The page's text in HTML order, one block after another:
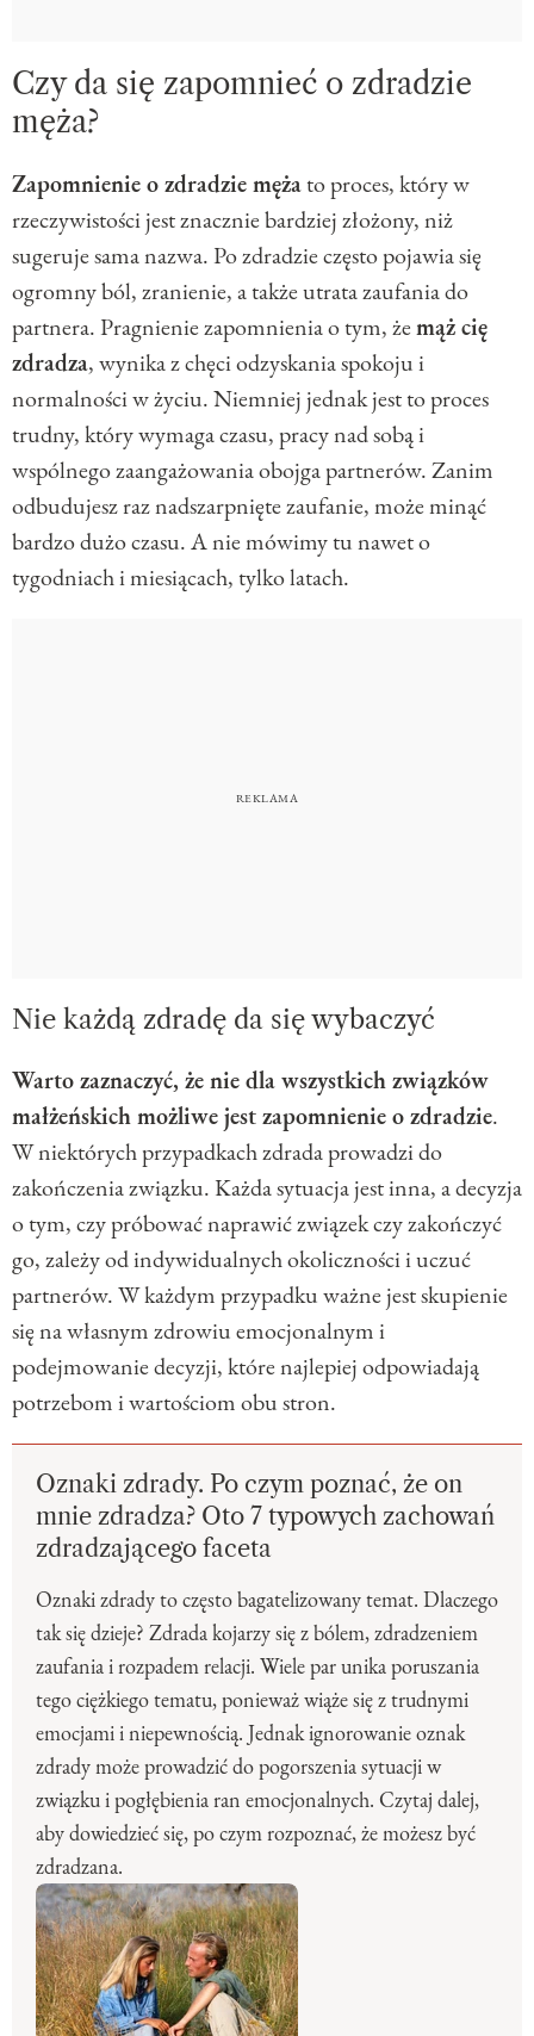
Czy da się zapomnieć o zdradzie
męża?
Zapomnienie o zdradzie mężato proces, który w
rzeczywistości jest znacznie bardziej złożony, niż
sugeruje sama nazwa. Po zdradzie często pojawia się
ogromny ból, zranienie, a także utrata zaufania do
partnera. Pragnienie zapomnienia o tym, żemąż cię
zdradza, wynika z chęci odzyskania spokoju i
normalności w życiu. Niemniej jednak jest to proces
trudny, który wymaga czasu, pracy nad sobą i
wspólnego zaangażowania obojga partnerów. Zanim
odbudujesz raz nadszarpnięte zaufanie, może minąć
bardzo dużo czasu. A nie mówimy tu nawet o
tygodniach i miesiącach, tylko latach.
Nie każdą zdradę da się wybaczyć
Warto zaznaczyć, że nie dla wszystkich związków
małżeńskich możliwe jest zapomnienie o zdradzie.
W niektórych przypadkach zdrada prowadzi do
zakończenia związku. Każda sytuacja jest inna, a decyzja
o tym, czy próbować naprawić związek czy zakończyć
go, zależy od indywidualnych okoliczności i uczuć
partnerów. W każdym przypadku ważne jest skupienie
się na własnym zdrowiu emocjonalnym i
podejmowanie decyzji, które najlepiej odpowiadają
potrzebom i wartościom obu stron.
Oznaki zdrady. Po czym poznać, że on
mnie zdradza? Oto 7 typowych zachowań
zdradzającego faceta
Oznaki zdrady to często bagatelizowany temat. Dlaczego
tak się dzieje? Zdrada kojarzy się z bólem, zdradzeniem
zaufania i rozpadem relacji. Wiele par unika poruszania
tego ciężkiego tematu, ponieważ wiąże się z trudnymi
emocjami i niepewnością. Jednak ignorowanie oznak
zdrady może prowadzić do pogorszenia sytuacji w
związku i pogłębienia ran emocjonalnych. Czytaj dalej,
aby dowiedzieć się, po czym rozpoznać, że możesz być
zdradzana.